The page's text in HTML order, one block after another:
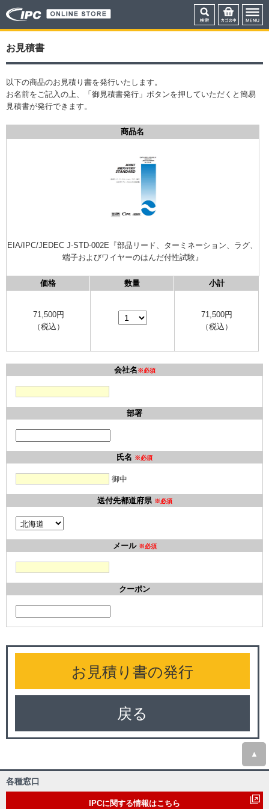
お見積書
以下の商品のお見積り書を発行いたします。
お名前をご記入の上、「御見積書発行」ボタンを押していただくと簡易
見積書が発行できます。
商品名
EIA/IPC/JEDEC J-STD-002E『部品リード、ターミネーション、ラグ、
端子およびワイヤーのはんだ付性試験』
価格
71,500円
（税込）
数量 小計
71,500円
（税込）
会社名※必須
部署
氏名 ※必須
御中
送付先都道府県 ※必須
メール ※必須
クーポン
戻る
▲
各種窓口
IPCに関する情報はこちら